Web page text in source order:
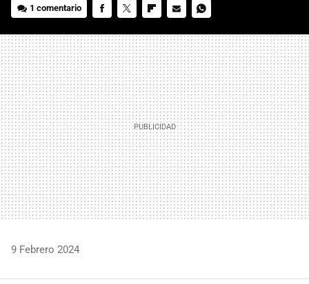
1 comentario
MAIL
9 Febrero 2024